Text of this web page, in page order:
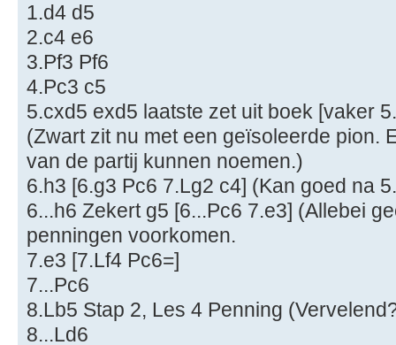
1.d4 d5
2.c4 e6
3.Pf3 Pf6
4.Pc3 c5
5.cxd5 exd5 laatste zet uit boek [vaker
(Zwart zit nu met een geïsoleerde pion.
van de partij kunnen noemen.)
6.h3 [6.g3 Pc6 7.Lg2 c4] (Kan goed na
6...h6 Zekert g5 [6...Pc6 7.e3] (Allebei
penningen voorkomen.
7.e3 [7.Lf4 Pc6=]
7...Pc6
8.Lb5 Stap 2, Les 4 Penning
8...Ld6